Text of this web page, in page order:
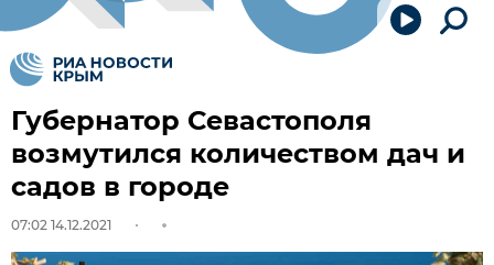
Губернатор Севастополя
возмутился количеством дач и
садов в городе
07:02 14.12.2021